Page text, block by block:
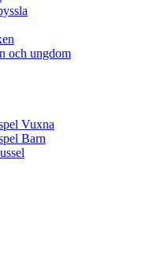
och ungdom
Vuxna
Barn